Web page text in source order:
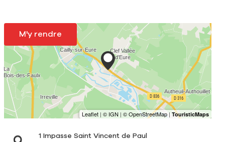
M'y rendre
1 Impasse Saint Vincent de Paul